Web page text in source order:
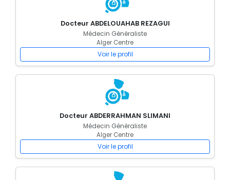
Docteur ABDELOUAHAB REZAGUI
Médecin Généraliste
Alger Centre
Voir le profil
Docteur ABDERRAHMAN SLIMANI
Médecin Généraliste
Alger Centre
Voir le profil